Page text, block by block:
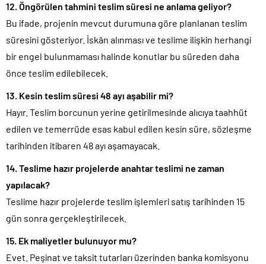
12. Öngörülen tahmini teslim süresi ne anlama geliyor?
Bu ifade, projenin mevcut durumuna göre planlanan teslim
süresini gösteriyor. İskân alınması ve teslime ilişkin herhangi
bir engel bulunmaması halinde konutlar bu süreden daha
önce teslim edilebilecek.
13. Kesin teslim süresi 48 ayı aşabilir mi?
Hayır. Teslim borcunun yerine getirilmesinde alıcıya taahhüt
edilen ve temerrüde esas kabul edilen kesin süre, sözleşme
tarihinden itibaren 48 ayı aşamayacak.
14. Teslime hazır projelerde anahtar teslimi ne zaman
yapılacak?
Teslime hazır projelerde teslim işlemleri satış tarihinden 15
gün sonra gerçekleştirilecek.
15. Ek maliyetler bulunuyor mu?
Evet. Peşinat ve taksit tutarları üzerinden banka komisyonu